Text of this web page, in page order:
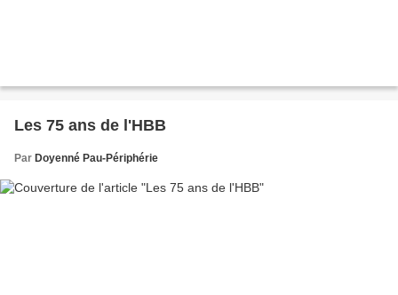
Les 75 ans de l'HBB
Par Doyenné Pau-Périphérie